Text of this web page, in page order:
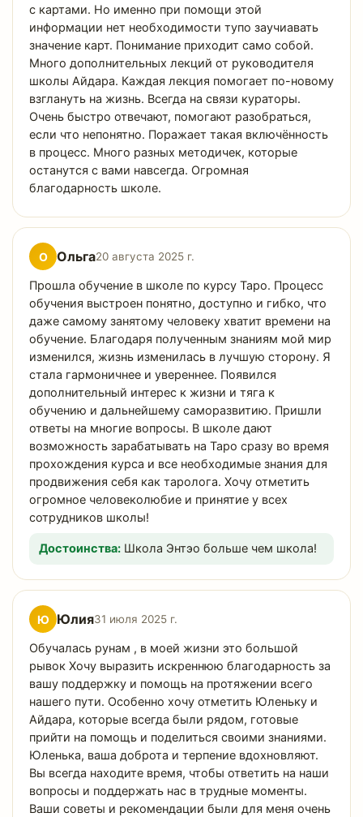
с картами. Но именно при помощи этой
информации нет необходимости тупо заучиавать
значение карт. Понимание приходит само собой.
Много дополнительных лекций от руководителя
школы Айдара. Каждая лекция помогает по-новому
взглануть на жизнь. Всегда на связи кураторы.
Очень быстро отвечают, помогают разобраться,
если что непонятно. Поражает такая включённость
в процесс. Много разных методичек, которые
останутся с вами навсегда. Огромная
благодарность школе.
О Ольга20 августа 2025 г.
Прошла обучение в школе по курсу Таро. Процесс
обучения выстроен понятно, доступно и гибко, что
даже самому занятому человеку хватит времени на
обучение. Благодаря полученным знаниям мой мир
изменился, жизнь изменилась в лучшую сторону. Я
стала гармоничнее и увереннее. Появился
дополнительный интерес к жизни и тяга к
обучению и дальнейшему саморазвитию. Пришли
ответы на многие вопросы. В школе дают
возможность зарабатывать на Таро сразу во время
прохождения курса и все необходимые знания для
продвижения себя как таролога. Хочу отметить
огромное человеколюбие и принятие у всех
сотрудников школы!
Достоинства: Школа Энтэо больше чем школа!
Ю Юлия31 июля 2025 г.
Обучалась рунам , в моей жизни это большой
рывок Хочу выразить искреннюю благодарность за
вашу поддержку и помощь на протяжении всего
нашего пути. Особенно хочу отметить Юленьку и
Айдара, которые всегда были рядом, готовые
прийти на помощь и поделиться своими знаниями.
Юленька, ваша доброта и терпение вдохновляют.
Вы всегда находите время, чтобы ответить на наши
вопросы и поддержать нас в трудные моменты.
Ваши советы и рекомендации были для меня очень